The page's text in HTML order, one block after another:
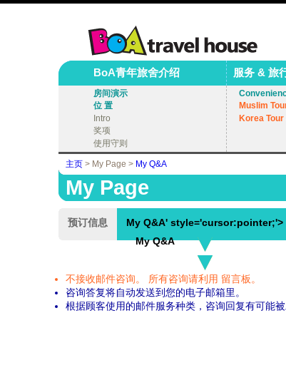
BoA青年旅舍介绍 服务 & 旅
房间演示
位 置
Intro
奖项
使用守则
Muslim
Korea Tour
主页 > My Page > My Q&A
My Page
预订信息
My Q&A' style='cursor:pointer;'>
My Q&A
不接收邮件咨询。 所有咨询请利用 留言板。
咨询答复将自动发送到您的电子邮箱里。
根据顾客使用的邮件服务种类，咨询回复有可能